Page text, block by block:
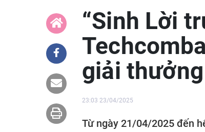
“Sinh Lời
giải
23:03 23/04/2025
Từ ngày 21/04/2025 đến